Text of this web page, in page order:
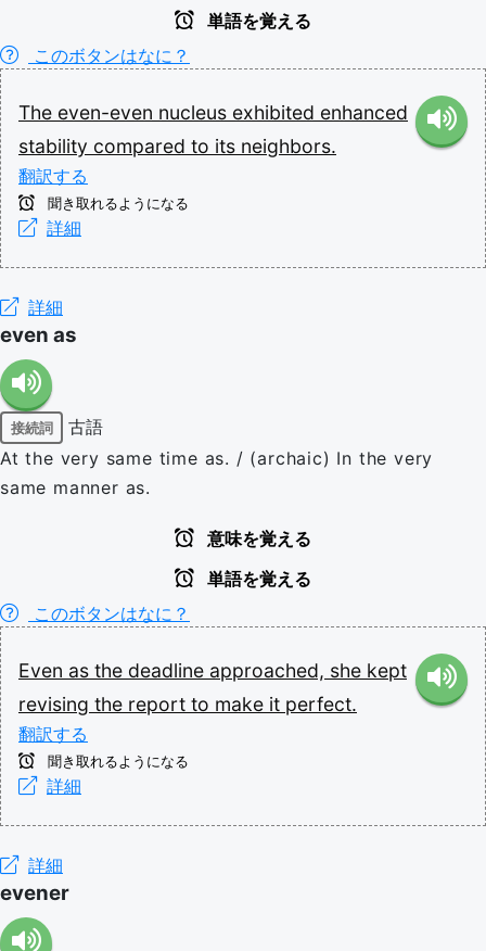
単語を覚える
このボタンはなに？
The even-even nucleus exhibited enhanced
stability compared to its neighbors.
翻訳する
聞き取れるようになる
詳細
詳細
even as
接続詞
古語
At the very same time as. / (archaic) In the very
same manner as.
意味を覚える
単語を覚える
このボタンはなに？
Even as the deadline approached, she kept
revising the report to make it perfect.
翻訳する
聞き取れるようになる
詳細
詳細
evener